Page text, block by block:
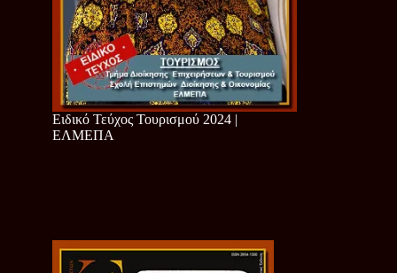
Ειδικό Τεύχος Τουρισμού 2024 |
ΕΛΜΕΠΑ